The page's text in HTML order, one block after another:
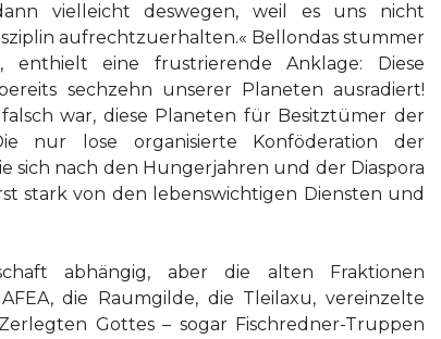
vielleicht deswegen, weil es uns nicht
aufrechtzuerhalten.« Bellondas stummer
eine frustrierende Anklage: Diese
sechzehn unserer Planeten ausradiert!
war, diese Planeten für Besitztümer der
nur lose organisierte Konföderation der
sich nach den Hungerjahren und der Diaspora
stark von den lebenswichtigen Diensten und
abhängig, aber die alten Fraktionen
die Raumgilde, die Tleilaxu, vereinzelte
Gottes – sogar Fischredner-Truppen